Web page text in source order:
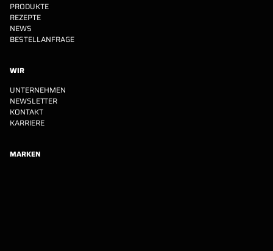
PRODUKTE
REZEPTE
NEWS
BESTELLANFRAGE
WIR
UNTERNEHMEN
NEWSLETTER
KONTAKT
KARRIERE
MARKEN